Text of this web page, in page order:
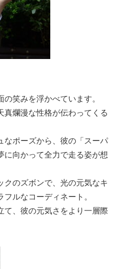
笑みを浮かべています。
真爛漫な性格が伝わってくる
なポーズから、彼の「スーパ
に向かって全力で走る姿が想
クのズボンで、光の元気なキ
ルなコーディネート。
て、彼の元気さをより一層際